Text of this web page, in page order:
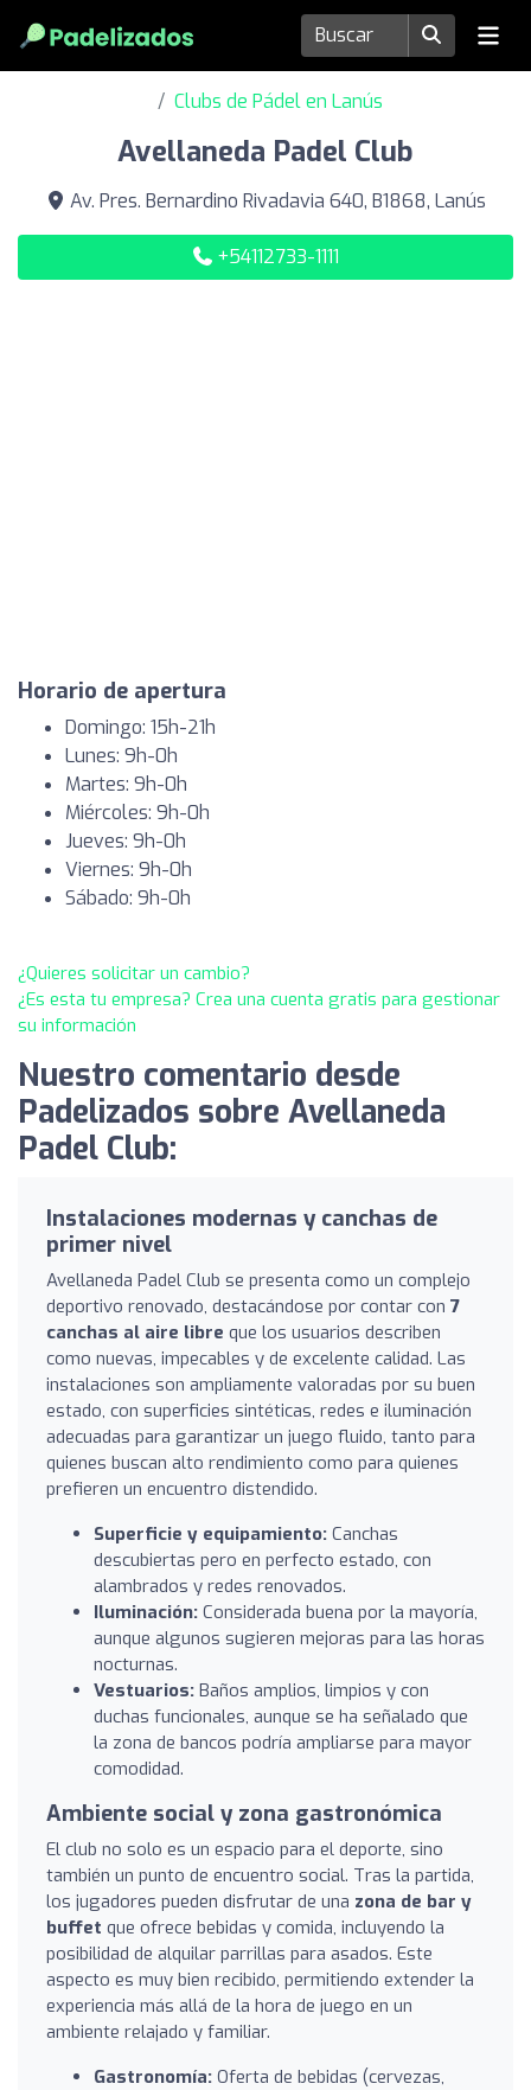
Clubs de Pádel en Lanús
Avellaneda Padel Club
Av. Pres. Bernardino Rivadavia 640, B1868, Lanús
+54112733-1111
Horario de apertura
Domingo: 15h-21h
Lunes: 9h-0h
Martes: 9h-0h
Miércoles: 9h-0h
Jueves: 9h-0h
Viernes: 9h-0h
Sábado: 9h-0h
¿Quieres solicitar un cambio?
¿Es esta tu empresa? Crea una cuenta gratis para gestionar
su información
Nuestro comentario desde
Padelizados sobre Avellaneda
Padel Club:
Instalaciones modernas y canchas de
primer nivel
Avellaneda Padel Club se presenta como un complejo
deportivo renovado, destacándose por contar con 7
canchas al aire libre que los usuarios describen
como nuevas, impecables y de excelente calidad. Las
instalaciones son ampliamente valoradas por su buen
estado, con superficies sintéticas, redes e iluminación
adecuadas para garantizar un juego fluido, tanto para
quienes buscan alto rendimiento como para quienes
prefieren un encuentro distendido.
Superficie y equipamiento: Canchas
descubiertas pero en perfecto estado, con
alambrados y redes renovados.
Iluminación: Considerada buena por la mayoría,
aunque algunos sugieren mejoras para las horas
nocturnas.
Vestuarios: Baños amplios, limpios y con
duchas funcionales, aunque se ha señalado que
la zona de bancos podría ampliarse para mayor
comodidad.
Ambiente social y zona gastronómica
El club no solo es un espacio para el deporte, sino
también un punto de encuentro social. Tras la partida,
los jugadores pueden disfrutar de una zona de bar y
buffet que ofrece bebidas y comida, incluyendo la
posibilidad de alquilar parrillas para asados. Este
aspecto es muy bien recibido, permitiendo extender la
experiencia más allá de la hora de juego en un
ambiente relajado y familiar.
Gastronomía: Oferta de bebidas (cervezas,